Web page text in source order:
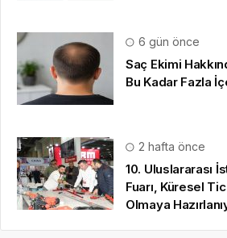
6 gün önce
Saç Ekimi
Bu Kadar Fazla
2 hafta önce
10. Uluslararası
Fuarı, Küresel
Olmaya